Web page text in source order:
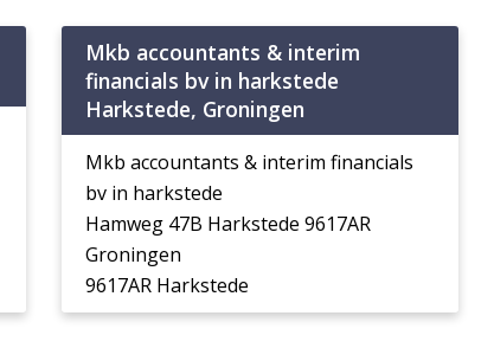
Mkb accountants & interim
financials bv in harkstede
Harkstede, Groningen
Mkb accountants & interim financials
bv in harkstede
Hamweg 47B Harkstede 9617AR
Groningen
9617AR Harkstede